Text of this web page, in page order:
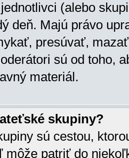
(alebo
deň. Majú právo
presúvať,
sú od toho,
materiál.
skupiny?
sú cestou,
môže patriť do